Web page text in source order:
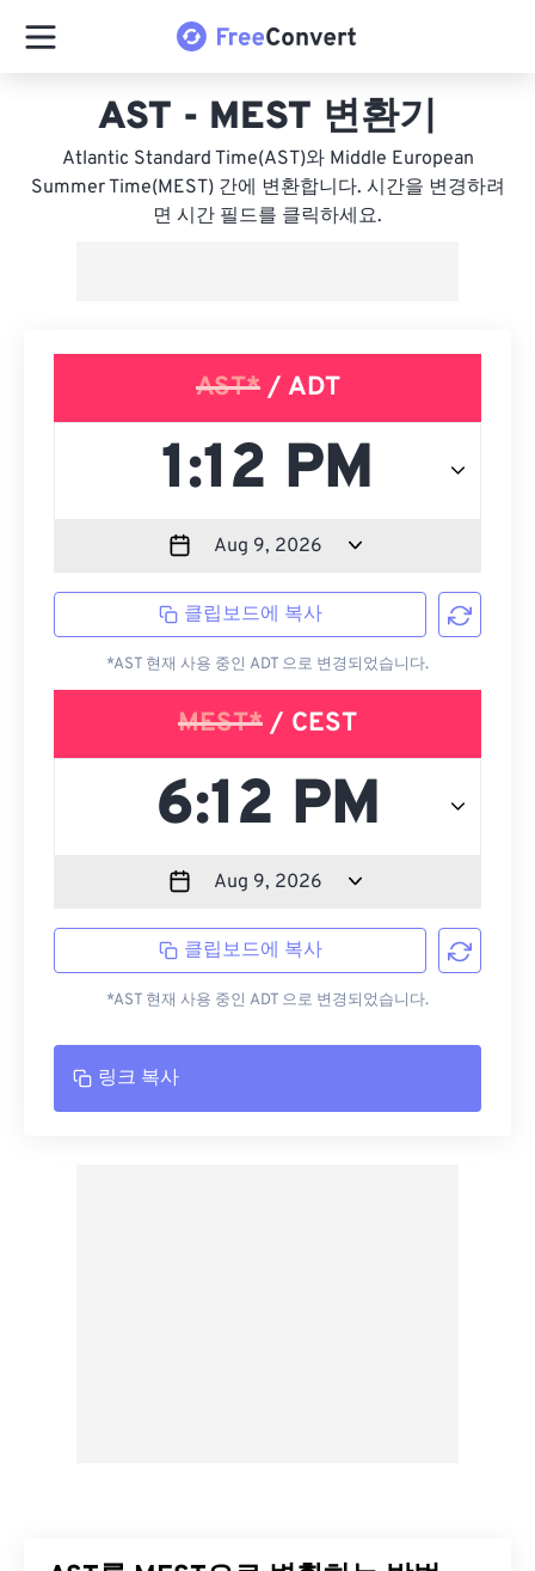
AST - MEST 변환기
Atlantic Standard Time(AST)와 Middle European
Summer Time(MEST) 간에 변환합니다. 시간을 변경하려
면 시간 필드를 클릭하세요.
AST*/ ADT
클립보드에 복사
*AST 현재 사용 중인 ADT 으로 변경되었습니다.
MEST* / CEST
클립보드에 복사
*AST 현재 사용 중인 ADT 으로 변경되었습니다.
링크 복사